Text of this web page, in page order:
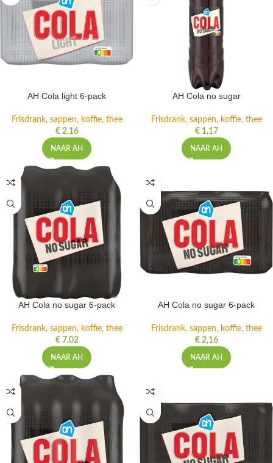
AH Cola light 6-pack
Frisdrank, sappen, koffie, thee
€2,16
NAAR AH
AH Cola no sugar
Frisdrank, sappen, koffie, thee
€1,17
NAAR AH
AH Cola no sugar 6-pack
Frisdrank, sappen, koffie, thee
€7,02
NAAR AH
AH Cola no sugar 6-pack
Frisdrank, sappen, koffie, thee
€2,16
NAAR AH